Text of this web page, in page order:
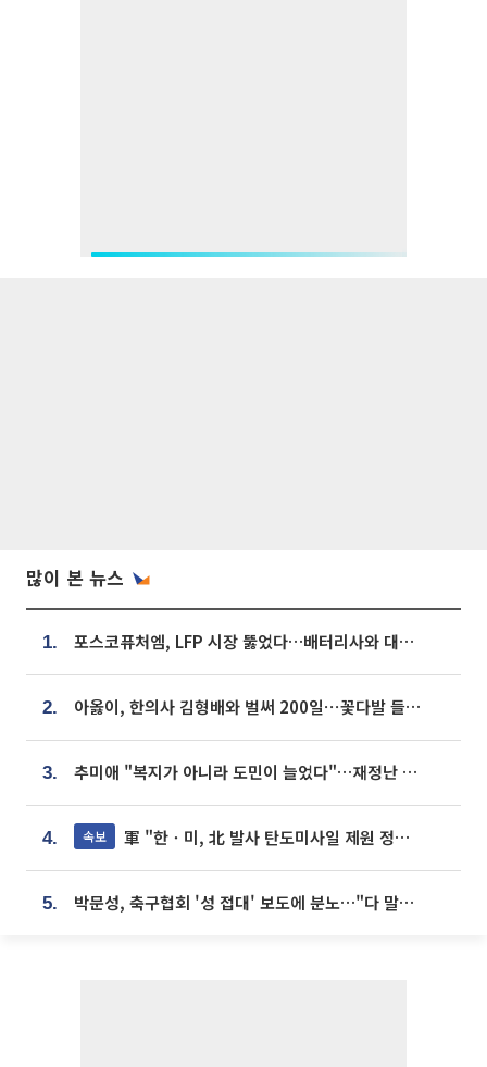
많이 본 뉴스
1. 포스코퓨처엠, LFP 시장 뚫었다…배터리사와 대규모 장기 공급 합의
2. 아옳이, 한의사 김형배와 벌써 200일⋯꽃다발 들고 "프러포즈 아냐"
3. 추미애 "복지가 아니라 도민이 늘었다"…재정난 책임론 정면돌파
4. 속보 軍 "한ㆍ미, 北 발사 탄도미사일 제원 정밀분석 중"
5. 박문성, 축구협회 '성 접대' 보도에 분노…"다 말아먹으려고 작정했나"